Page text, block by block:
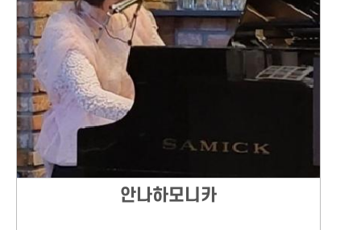
안나하모니카